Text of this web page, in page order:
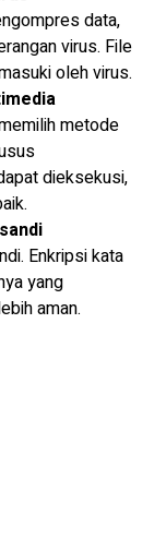
data,
virus. File
oleh virus.
metode
dieksekusi,
Enkripsi kata
yang
aman.